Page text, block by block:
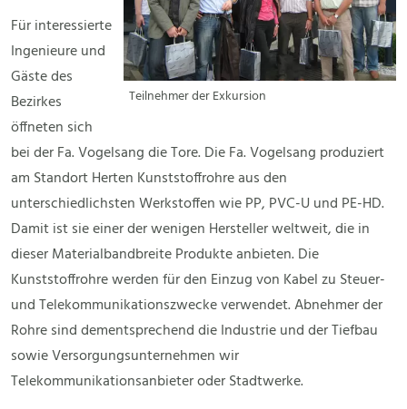
Teilnehmer der Exkursion
Für interessierte
Ingenieure und
Gäste des
Bezirkes
öffneten sich
bei der Fa. Vogelsang die Tore. Die Fa. Vogelsang produziert
am Standort Herten Kunststoffrohre aus den
unterschiedlichsten Werkstoffen wie PP, PVC-U und PE-HD.
Damit ist sie einer der wenigen Hersteller weltweit, die in
dieser Materialbandbreite Produkte anbieten. Die
Kunststoffrohre werden für den Einzug von Kabel zu Steuer-
und Telekommunikationszwecke verwendet. Abnehmer der
Rohre sind dementsprechend die Industrie und der Tiefbau
sowie Versorgungsunternehmen wir
Telekommunikationsanbieter oder Stadtwerke.